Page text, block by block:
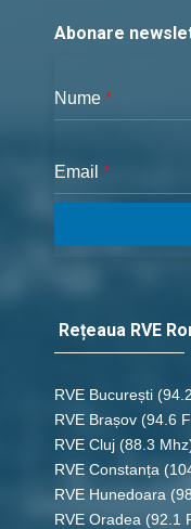
Abonare
Nume *
Email *
Rețeaua RVE
RVE București
RVE Brașov (94.6
RVE Cluj (88.3
RVE Constanța
RVE Hunedoara
RVE Oradea (92.1